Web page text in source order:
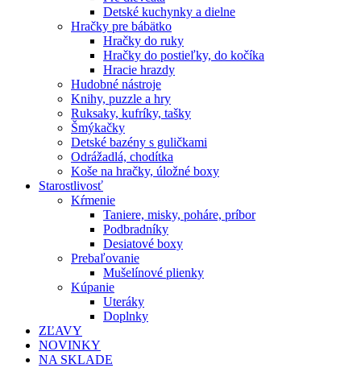
Detské kuchynky a dielne
Hračky pre bábätko
Hračky do ruky
Hračky do postieľky, do kočíka
Hracie hrazdy
Hudobné nástroje
Knihy, puzzle a hry
Ruksaky, kufríky, tašky
Šmýkačky
Detské bazény s guličkami
Odrážadlá, chodítka
Koše na hračky, úložné boxy
Starostlivosť
Kŕmenie
Taniere, misky, poháre, príbor
Podbradníky
Desiatové boxy
Prebaľovanie
Mušelínové plienky
Kúpanie
Uteráky
Doplnky
ZĽAVY
NOVINKY
NA SKLADE